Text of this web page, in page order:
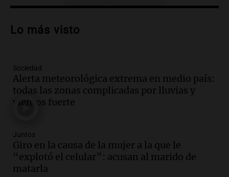
Audio.Ley para regular refugios y
y gatos es gravísima"
Audio.
empleados sufrió consecuencias
negativas por sus redes sociales
El dato confiable
Audio.
conmovedora historia de "El Duende" y
su hija violinista
La Mesa de Café
Lo más visto
Sociedad
Alerta meteorológica extrema en medio país:
todas las zonas complicadas por lluvias y
vientos fuerte
Juntos
Giro en la causa de la mujer a la que le
“explotó el celular”: acusan al marido de
matarla